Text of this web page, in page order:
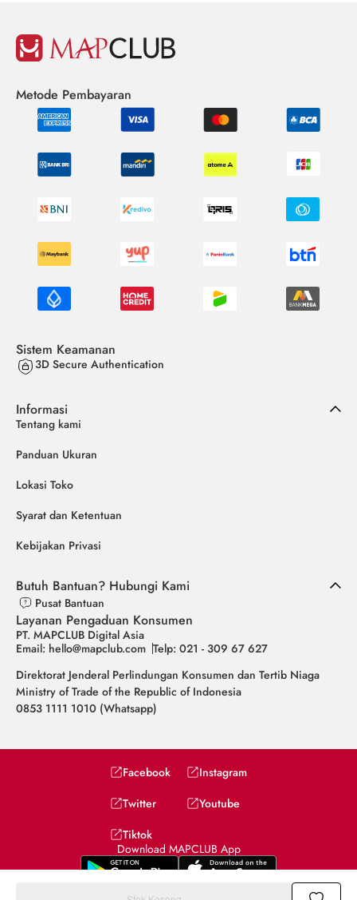
Metode Pembayaran
Sistem Keamanan
3D Secure Authentication
Informasi
Tentang kami
Panduan Ukuran
Lokasi Toko
Syarat dan Ketentuan
Kebijakan Privasi
Butuh Bantuan? Hubungi Kami
Pusat Bantuan
Layanan Pengaduan Konsumen
PT. MAPCLUB Digital Asia
Email: hello@mapclub.com Telp: 021 - 309 67 627
Direktorat Jenderal Perlindungan Konsumen dan Tertib Niaga
Ministry of Trade of the Republic of Indonesia
0853 1111 1010 (Whatsapp)
Facebook
Instagram
Twitter
Youtube
Tiktok
Download MAPCLUB App